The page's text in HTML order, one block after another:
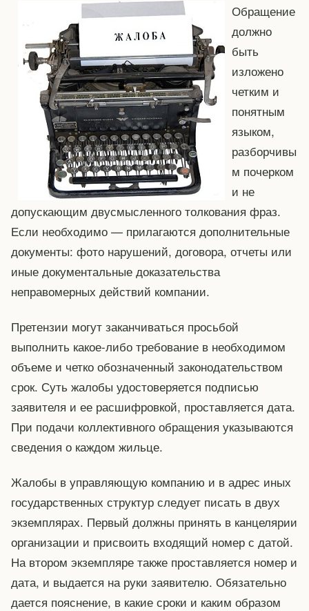
Обращение
должно
быть
изложено
четким и
понятным
языком,
разборчивы
м почерком
и не
допускающим двусмысленного толкования фраз.
Если необходимо — прилагаются дополнительные
документы: фото нарушений, договора, отчеты или
иные документальные доказательства
неправомерных действий компании.
Претензии могут заканчиваться просьбой
выполнить какое-либо требование в необходимом
объеме и четко обозначенный законодательством
срок. Суть жалобы удостоверяется подписью
заявителя и ее расшифровкой, проставляется дата.
При подачи коллективного обращения указываются
сведения о каждом жильце.
Жалобы в управляющую компанию и в адрес иных
государственных структур следует писать в двух
экземплярах. Первый должны принять в канцелярии
организации и присвоить входящий номер с датой.
На втором экземпляре также проставляется номер и
дата, и выдается на руки заявителю. Обязательно
дается пояснение, в какие сроки и каким образом